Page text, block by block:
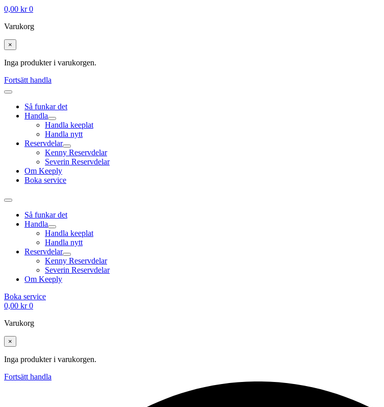
0,00 kr 0
Varukorg
×
Inga produkter i varukorgen.
Fortsätt handla
Så funkar det
Handla
Handla keeplat
Handla nytt
Reservdelar
Kenny Reservdelar
Severin Reservdelar
Om Keeply
Boka service
Så funkar det
Handla
Handla keeplat
Handla nytt
Reservdelar
Kenny Reservdelar
Severin Reservdelar
Om Keeply
Boka service
0,00 kr 0
Varukorg
×
Inga produkter i varukorgen.
Fortsätt handla